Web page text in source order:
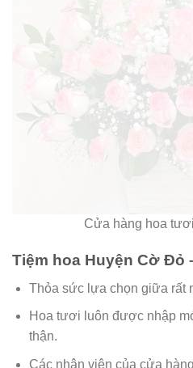
Cửa hàng hoa
Tiệm hoa Huyện Cờ Đỏ
Thỏa sức lựa chọn giữa rất
Hoa tươi luôn được nhập
thận.
Các nhân viên của cửa